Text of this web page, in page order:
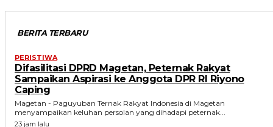
BERITA TERBARU
PERISTIWA
Difasilitasi DPRD Magetan, Peternak Rakyat
Sampaikan Aspirasi ke Anggota DPR RI Riyono
Caping
Magetan - Paguyuban Ternak Rakyat Indonesia di Magetan
menyampaikan keluhan persolan yang dihadapi peternak...
23 jam lalu